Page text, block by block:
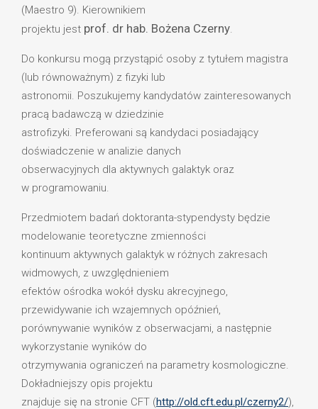
(Maestro 9). Kierownikiem
projektu jest prof. dr hab. Bożena Czerny.
Do konkursu mogą przystąpić osoby z tytułem magistra
(lub równoważnym) z fizyki lub
astronomii. Poszukujemy kandydatów zainteresowanych
pracą badawczą w dziedzinie
astrofizyki. Preferowani są kandydaci posiadający
doświadczenie w analizie danych
obserwacyjnych dla aktywnych galaktyk oraz
w programowaniu.
Przedmiotem badań doktoranta-stypendysty będzie
modelowanie teoretyczne zmienności
kontinuum aktywnych galaktyk w różnych zakresach
widmowych, z uwzględnieniem
efektów ośrodka wokół dysku akrecyjnego,
przewidywanie ich wzajemnych opóźnień,
porównywanie wyników z obserwacjami, a następnie
wykorzystanie wyników do
otrzymywania ograniczeń na parametry kosmologiczne.
Dokładniejszy opis projektu
znajduje się na stronie CFT (http://old.cft.edu.pl/czerny2/),